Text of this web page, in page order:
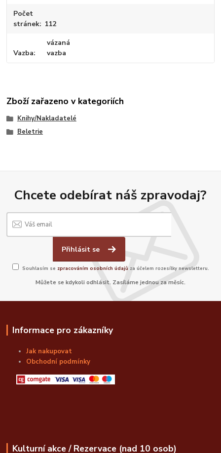
Počet
stránek
112
Vazba
vázaná
vazba
Zboží zařazeno v kategoriích
Knihy/Nakladatelé
Beletrie
Chcete odebírat náš zpravodaj?
Přihlásit se
Souhlasím se zpracováním osobních údajů za účelem rozesílky newsletteru.
Můžete se kdykoli odhlásit. Zasíláme jednou za měsíc.
Informace pro zákazníky
Jak nakupovat
Obchodní podmínky
Kulturní akce / Rezervace (nad 10 osob)